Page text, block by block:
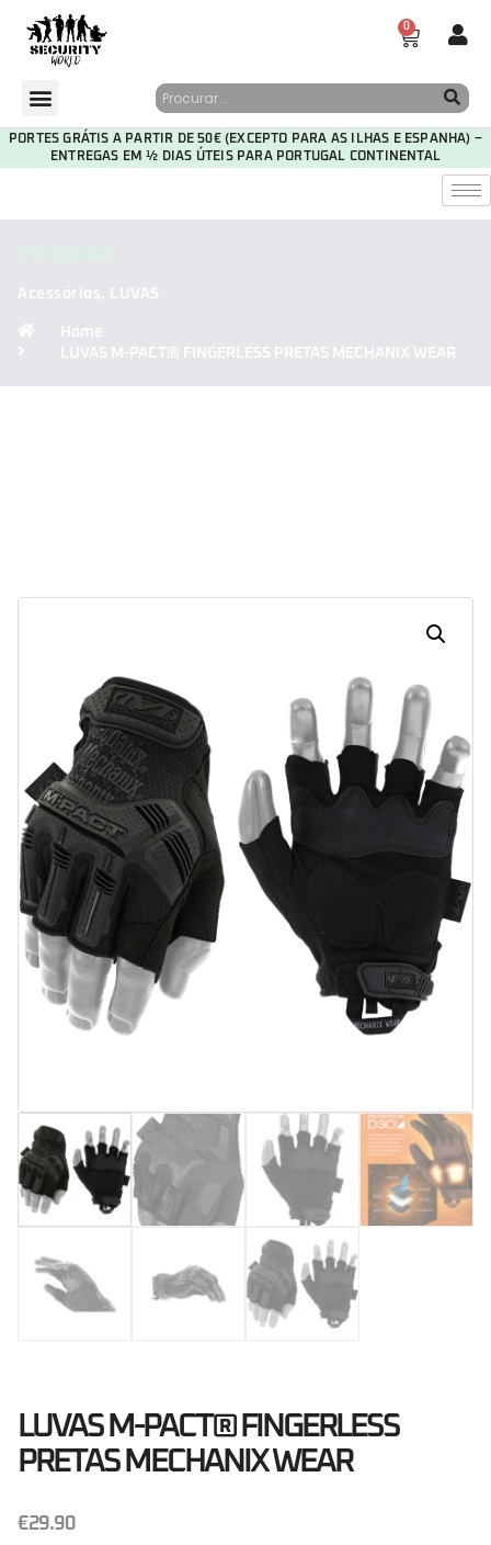
0
PORTES GRÁTIS A PARTIR DE 50€ (EXCEPTO PARA AS ILHAS E ESPANHA) –
ENTREGAS EM ½ DIAS ÚTEIS PARA PORTUGAL CONTINENTAL
Acessórios, LUVAS
Home
LUVAS M-PACT® FINGERLESS PRETAS MECHANIX WEAR
LUVAS M-PACT® FINGERLESS
PRETAS MECHANIX WEAR
€29.90